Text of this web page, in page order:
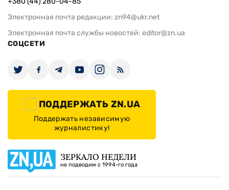
Электронная почта редакции: zn94@ukr.net
Электронная почта службы новостей: editor@zn.ua
СОЦСЕТИ
ПОДДЕРЖАТЬ ZN.UA
Поддержать независимую
журналистику!
ЗЕРКАЛО НЕДЕЛИ
не подводим с 1994-го года